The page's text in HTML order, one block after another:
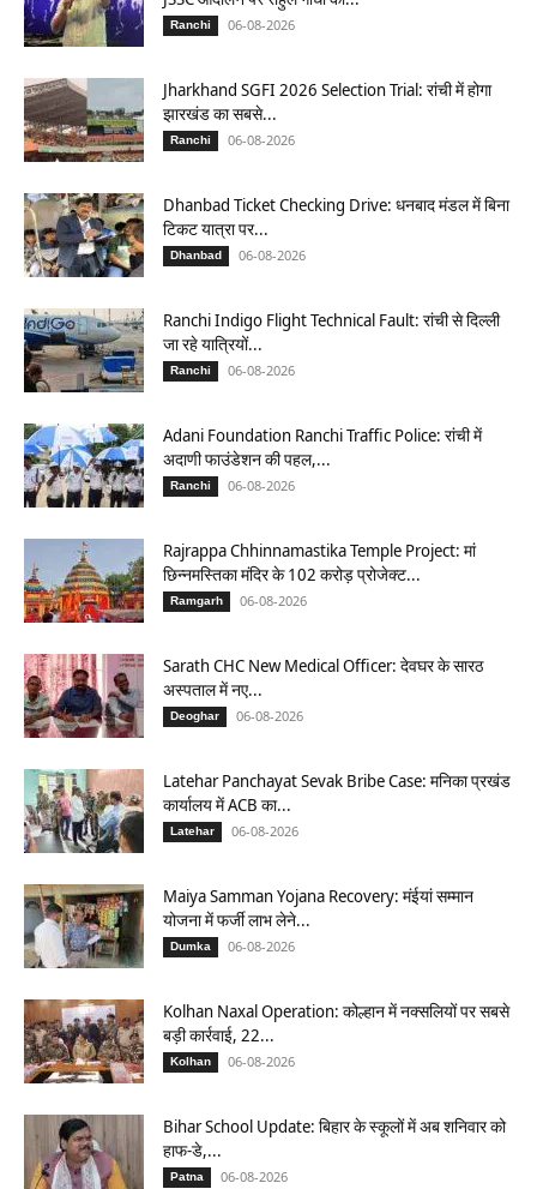
Ranchi 06-08-2026
Jharkhand SGFI 2026 Selection Trial: रांची में होगा
झारखंड का सबसे...
Ranchi 06-08-2026
Dhanbad Ticket Checking Drive: धनबाद मंडल में बिना
टिकट यात्रा पर...
Dhanbad 06-08-2026
Ranchi Indigo Flight Technical Fault: रांची से दिल्ली
जा रहे यात्रियों...
Ranchi 06-08-2026
Adani Foundation Ranchi Traffic Police: रांची में
अदाणी फाउंडेशन की पहल,...
Ranchi 06-08-2026
Rajrappa Chhinnamastika Temple Project: मां
छिन्नमस्तिका मंदिर के 102 करोड़ प्रोजेक्ट...
Ramgarh 06-08-2026
Sarath CHC New Medical Officer: देवघर के सारठ
अस्पताल में नए...
Deoghar 06-08-2026
Latehar Panchayat Sevak Bribe Case: मनिका प्रखंड
कार्यालय में ACB का...
Latehar 06-08-2026
Maiya Samman Yojana Recovery: मंईयां सम्मान
योजना में फर्जी लाभ लेने...
Dumka 06-08-2026
Kolhan Naxal Operation: कोल्हान में नक्सलियों पर सबसे
बड़ी कार्रवाई, 22...
Kolhan 06-08-2026
Bihar School Update: बिहार के स्कूलों में अब शनिवार को
हाफ-डे,...
Patna 06-08-2026